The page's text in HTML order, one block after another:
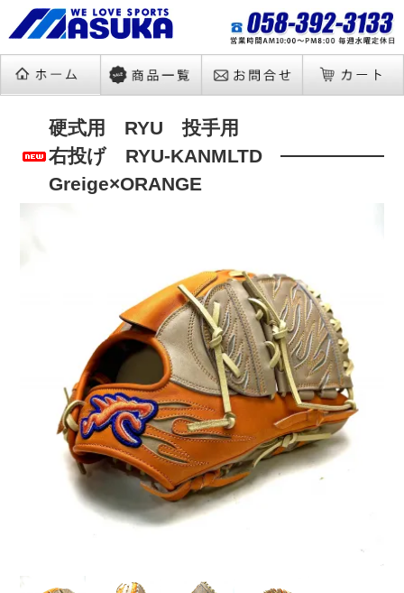
硬式用 RYU 投手用
右投げ RYU-KANMLTD
Greige×ORANGE